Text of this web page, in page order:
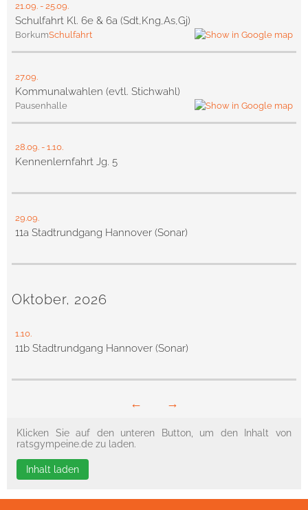
21.09. - 25.09.
Schulfahrt Kl. 6e & 6a (Sdt,Kng,As,Gj)
BorkumSchulfahrt
27.09.
Kommunalwahlen (evtl. Stichwahl)
Pausenhalle
28.09. - 1.10.
Kennenlernfahrt Jg. 5
29.09.
11a Stadtrundgang Hannover (Sonar)
Oktober, 2026
1.10.
11b Stadtrundgang Hannover (Sonar)
← →
Klicken Sie auf den unteren Button, um den Inhalt von
ratsgympeine.de zu laden.
Inhalt laden